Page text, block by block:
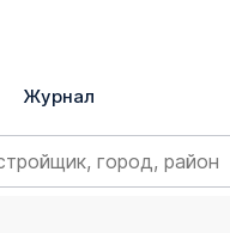
Журнал